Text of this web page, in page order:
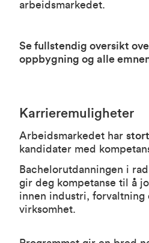
arbeidsmarkedet.
Se fullstendig oversikt
oppbygning og alle
Karrieremuligheter
Arbeidsmarkedet har
kandidater med
Bachelorutdanningen i
gir deg kompetanse til å
innen industri, forvaltning
virksomhet.